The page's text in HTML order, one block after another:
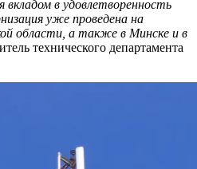
в удовлетворенность
уже проведена на
области, а также в Минске и в
технического департамента